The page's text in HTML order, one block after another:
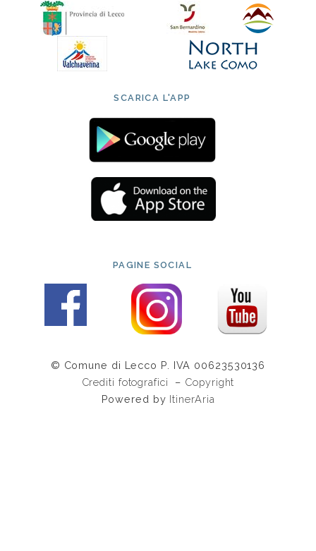
SCARICA L'APP
PAGINE SOCIAL
© Comune di Lecco P. IVA 00623530136
Crediti fotografici
– Copyright
Powered by ItinerAria